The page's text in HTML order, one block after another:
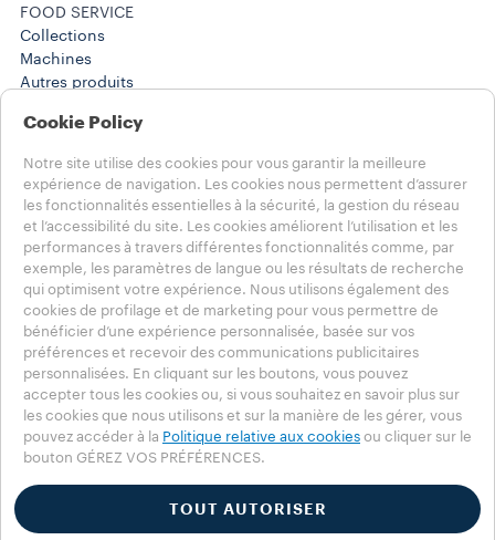
FOOD SERVICE
Collections
Machines​
Autres produits
Histoires
WORK SOLUTIONS
Produits
Histoires
AIDE
FAQ
Contactez-nous
Informations légales
Conditions d’utilisation
Choisissez votre pays
FRANCE
FRANCE
AUTRES PAYS
Vie privée
Politique en matière de cookies
Cookie Policy
Notre site utilise des cookies pour vous garantir la meilleure
expérience de navigation. Les cookies nous permettent d’assurer
les fonctionnalités essentielles à la sécurité, la gestion du réseau
et l’accessibilité du site. Les cookies améliorent l’utilisation et les
performances à travers différentes fonctionnalités comme, par
exemple, les paramètres de langue ou les résultats de recherche
qui optimisent votre expérience. Nous utilisons également des
cookies de profilage et de marketing pour vous permettre de
bénéficier d’une expérience personnalisée, basée sur vos
préférences et recevoir des communications publicitaires
personnalisées. En cliquant sur les boutons, vous pouvez
accepter tous les cookies ou, si vous souhaitez en savoir plus sur
les cookies que nous utilisons et sur la manière de les gérer, vous
pouvez accéder à la Politique relative aux cookies ou cliquer sur le
bouton GÉREZ VOS PRÉFÉRENCES.
TOUT AUTORISER